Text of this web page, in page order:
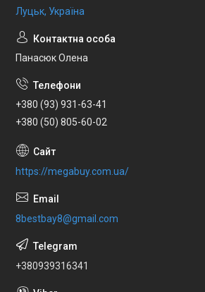
Луцьк, Україна
Панасюк Олена
+380 (93) 931-63-41
+380 (50) 805-60-02
https://megabuy.com.ua/
8bestbay8@gmail.com
+380939316341